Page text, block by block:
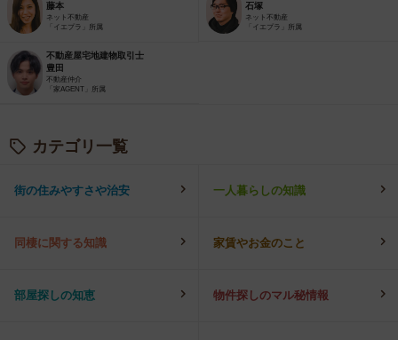
藤本
ネット不動産
「イエプラ」所属
石塚
ネット不動産
「イエプラ」所属
不動産屋宅地建物取引士
豊田
不動産仲介
「家AGENT」所属
カテゴリ一覧
街の住みやすさや治安 一人暮らしの知識
同棲に関する知識 家賃やお金のこと
部屋探しの知恵 物件探しのマル秘情報